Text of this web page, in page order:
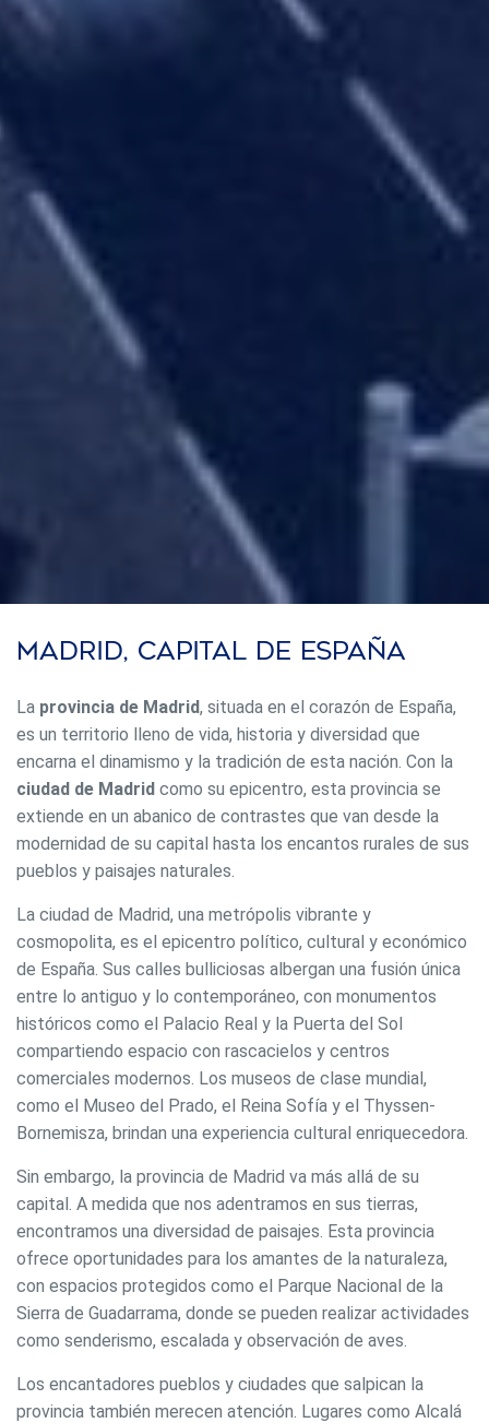
Madrid, Capital De España
La provincia de Madrid, situada en el corazón de España,
es un territorio lleno de vida, historia y diversidad que
encarna el dinamismo y la tradición de esta nación. Con la
ciudad de Madrid como su epicentro, esta provincia se
extiende en un abanico de contrastes que van desde la
modernidad de su capital hasta los encantos rurales de sus
pueblos y paisajes naturales.
La ciudad de Madrid, una metrópolis vibrante y
cosmopolita, es el epicentro político, cultural y económico
de España. Sus calles bulliciosas albergan una fusión única
entre lo antiguo y lo contemporáneo, con monumentos
históricos como el Palacio Real y la Puerta del Sol
compartiendo espacio con rascacielos y centros
comerciales modernos. Los museos de clase mundial,
como el Museo del Prado, el Reina Sofía y el Thyssen-
Bornemisza, brindan una experiencia cultural enriquecedora.
Sin embargo, la provincia de Madrid va más allá de su
capital. A medida que nos adentramos en sus tierras,
encontramos una diversidad de paisajes. Esta provincia
ofrece oportunidades para los amantes de la naturaleza,
con espacios protegidos como el Parque Nacional de la
Sierra de Guadarrama, donde se pueden realizar actividades
como senderismo, escalada y observación de aves.
Los encantadores pueblos y ciudades que salpican la
provincia también merecen atención. Lugares como Alcalá